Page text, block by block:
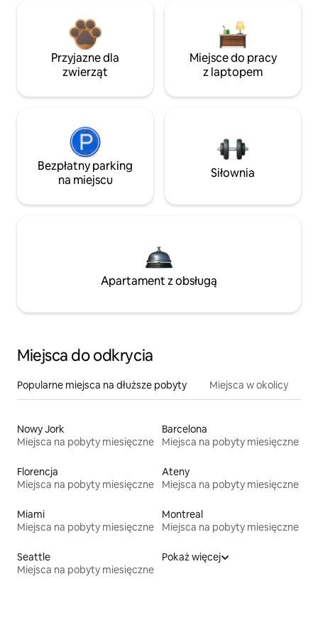
Przyjazne dla
zwierząt
Miejsce do pracy
z laptopem
Bezpłatny parking
na miejscu
Siłownia
Apartament z obsługą
Miejsca do odkrycia
Popularne miejsca na dłuższe pobyty Miejsca w okolicy
Nowy Jork
Miejsca na pobyty miesięczne
Barcelona
Miejsca na pobyty miesięczne
Florencja
Miejsca na pobyty miesięczne
Ateny
Miejsca na pobyty miesięczne
Miami
Miejsca na pobyty miesięczne
Montreal
Miejsca na pobyty miesięczne
Seattle
Miejsca na pobyty miesięczne
Pokaż więcej